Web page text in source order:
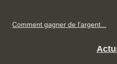
Comment gagner de l'argent...